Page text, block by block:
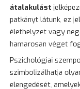
átalakulást
patkányt látunk, ez
élethelyzet vagy
hamarosan véget
Pszichológiai
szimbolizálhatja
elengedését,